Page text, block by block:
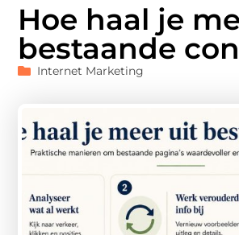
Hoe haal je
bestaande
Internet Marketing